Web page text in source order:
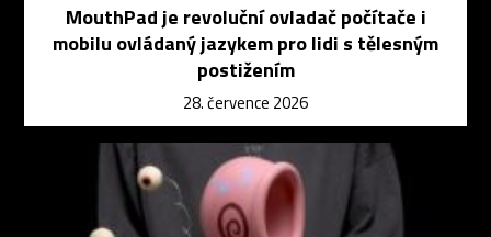
MouthPad je revoluční ovladač počítače i
mobilu ovládaný jazykem pro lidi s tělesným
postižením
28. července 2026